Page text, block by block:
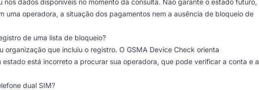
nos dados disponíveis no momento da consulta. Não garante o estado futuro,
uma operadora, a situação dos pagamentos nem a ausência de bloqueio de
de uma lista de bloqueio?
organização que incluiu o registro. O GSMA Device Check orienta
está incorreto a procurar sua operadora, que pode verificar a conta e a
dual SIM?